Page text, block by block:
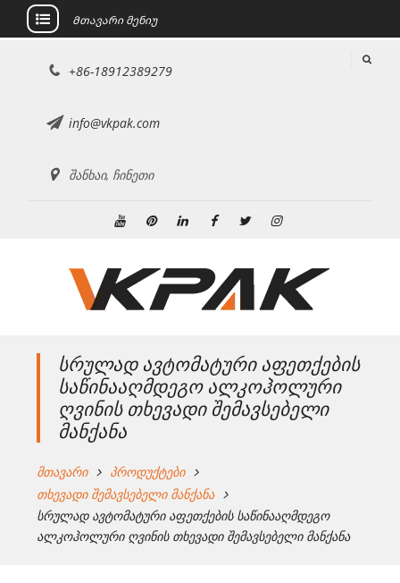
გადასვლა
Მთავარი მენიუ
+86-18912389279
info@vkpak.com
შანხაი, ჩინეთი
სრულად ავტომატური აფეთქების
საწინააღმდეგო ალკოჰოლური
ღვინის თხევადი შემავსებელი
მანქანა
მთავარი
პროდუქტები
თხევადი შემავსებელი მანქანა
სრულად ავტომატური აფეთქების საწინააღმდეგო
ალკოჰოლური ღვინის თხევადი შემავსებელი მანქანა